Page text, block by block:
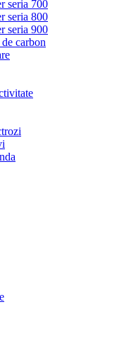
seria 700
seria 800
seria 900
carbon